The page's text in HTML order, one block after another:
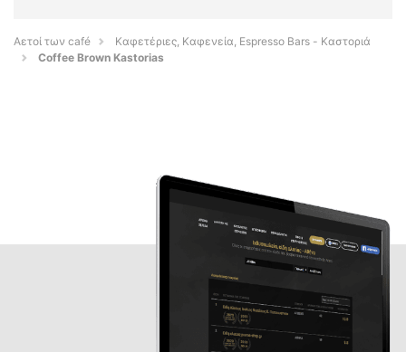
Αετοί των café
Καφετέριες, Καφενεία, Espresso Bars - Καστοριά
Coffee Brown Kastorias